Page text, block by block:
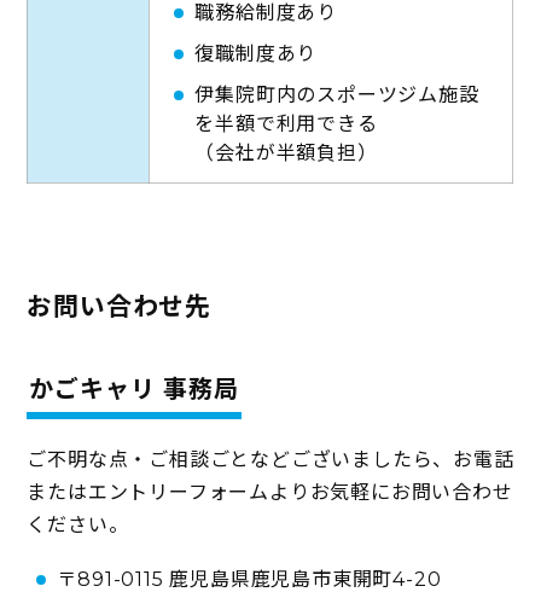
職務給制度あり
復職制度あり
伊集院町内のスポーツジム施設
を半額で利用できる
（会社が半額負担）
お問い合わせ先
かごキャリ 事務局
ご不明な点・ご相談ごとなどございましたら、お電話
またはエントリーフォームよりお気軽にお問い合わせ
ください。
〒891-0115 鹿児島県鹿児島市東開町4-20